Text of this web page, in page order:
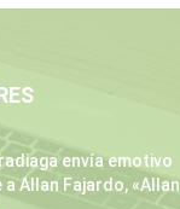
envía emotivo
a Allan Fajardo, «Allan